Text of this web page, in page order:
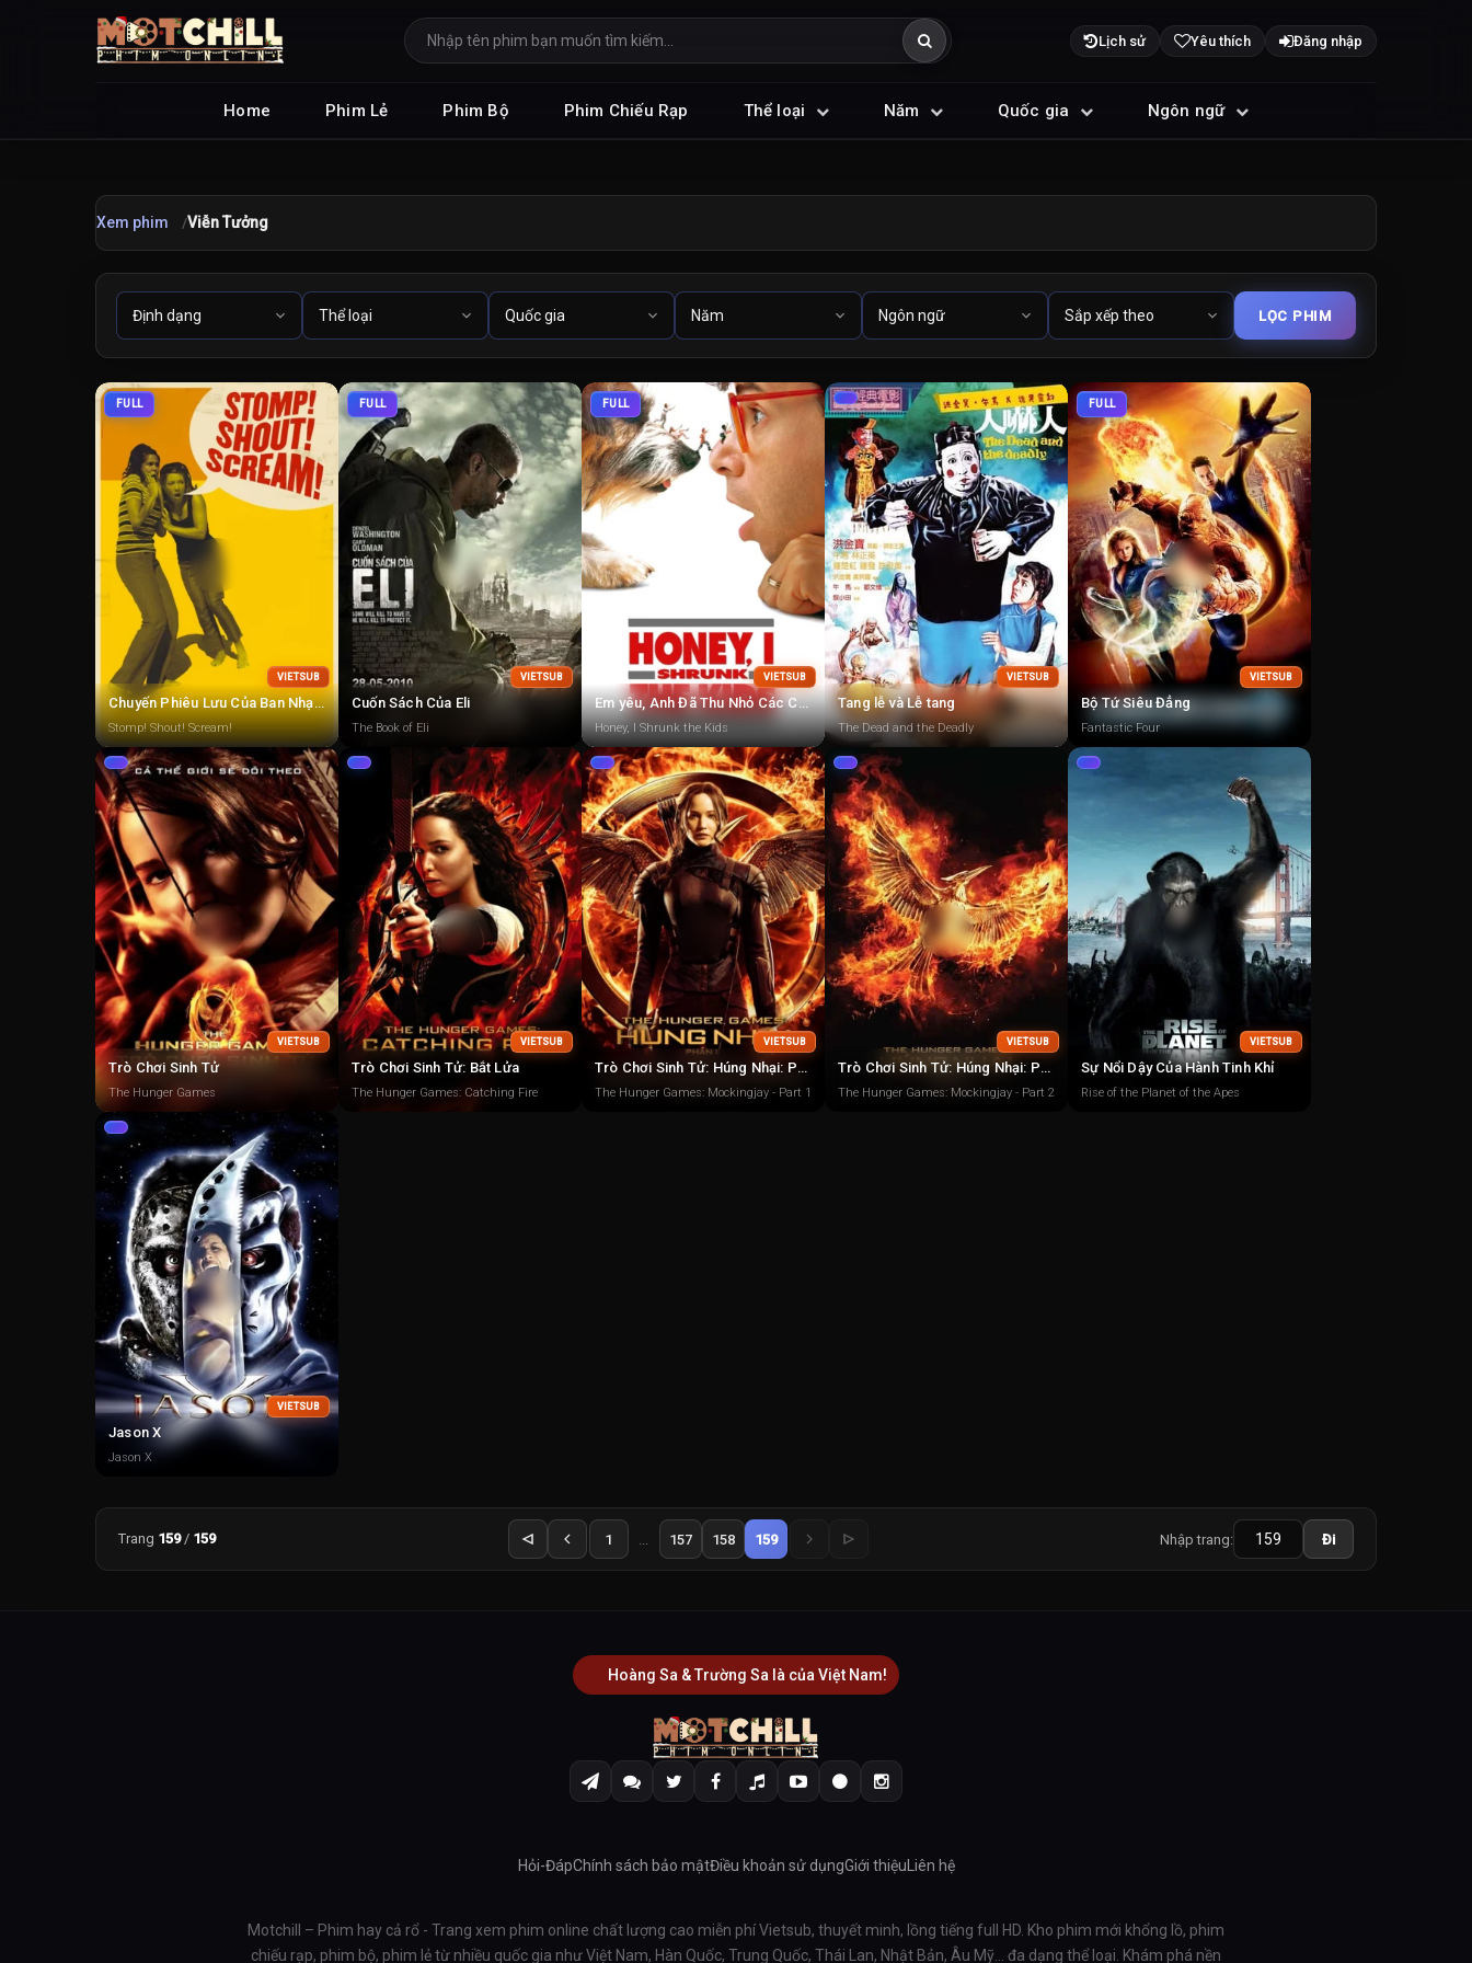
Lịch sử Yêu thích Đăng nhập
Home Phim Lẻ Phim Bộ Phim Chiếu Rạp Thể loại Năm Quốc gia Ngôn ngữ
Xem phim Viễn Tưởng
FULL
VIETSUB
Chuyến Phiêu Lưu Của Ban Nhạc Rock
Stomp! Shout! Scream!
FULL
VIETSUB
Cuốn Sách Của Eli
The Book of Eli
FULL
VIETSUB
Em yêu, Anh Đã Thu Nhỏ Các Con
Honey, I Shrunk the Kids
VIETSUB
Tang lễ và Lễ tang
The Dead and the Deadly
FULL
VIETSUB
Bộ Tứ Siêu Đẳng
Fantastic Four
VIETSUB
Trò Chơi Sinh Tử
The Hunger Games
VIETSUB
Trò Chơi Sinh Tử: Bắt Lửa
The Hunger Games: Catching Fire
VIETSUB
Trò Chơi Sinh Tử: Húng Nhại: Phần 1
The Hunger Games: Mockingjay - Part 1
VIETSUB
Trò Chơi Sinh Tử: Húng Nhại: Phần 2
The Hunger Games: Mockingjay - Part 2
VIETSUB
Sự Nổi Dậy Của Hành Tinh Khỉ
Rise of the Planet of the Apes
VIETSUB
Jason X
Jason X
Trang 159/ 159 1 157 158 159 Nhập trang: Đi
Hoàng Sa & Trường Sa là của Việt Nam!
Hỏi-ĐápChính sách bảo mậtĐiều khoản sử dụngGiới thiệu Liên hệ
Motchill – Phim hay cả rổ - Trang xem phim online chất lượng cao miễn phí Vietsub, thuyết minh, lồng tiếng full HD. Kho phim mới khổng lồ, phim
chiếu rạp, phim bộ, phim lẻ từ nhiều quốc gia như Việt Nam, Hàn Quốc, Trung Quốc, Thái Lan, Nhật Bản, Âu Mỹ… đa dạng thể loại. Khám phá nền